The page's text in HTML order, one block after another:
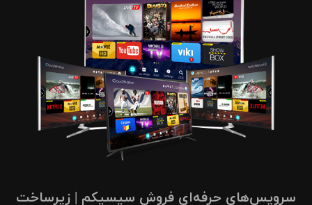
سرویس‌های حرفه‌ای فروش سیسیکم | زیرساخت